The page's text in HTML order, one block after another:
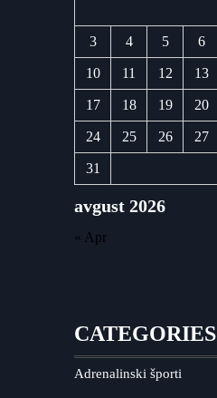
avgust 2026
3 4 5 6
10 11 12 13
17 18 19 20
24 25 26 27
31
« Apr
CATEGORIES
Adrenalinski športi